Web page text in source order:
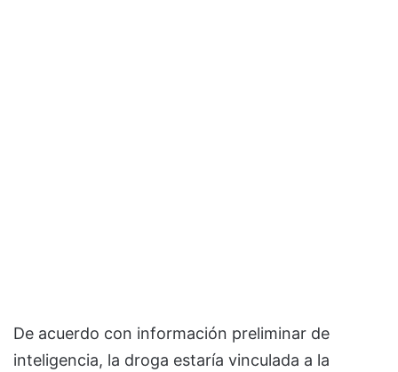
De acuerdo con información preliminar de
inteligencia, la droga estaría vinculada a la